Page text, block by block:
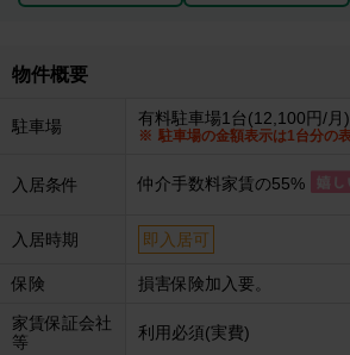
物件概要
駐車場 有料駐車場1台(12,100円/月)
駐車場の金額表示は1台分の
入居条件 仲介手数料家賃の55%
入居時期 即入居可
保険 損害保険加入要。
家賃保証会社
等
利用必須(実費)